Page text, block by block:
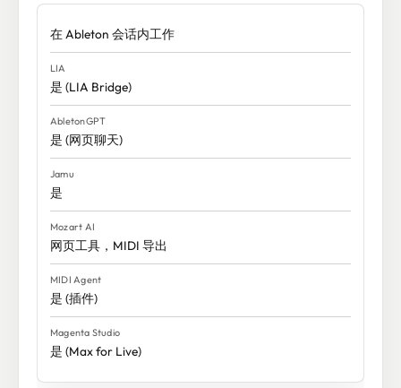
在 Ableton 会话内工作
是 (LIA Bridge)
是 (网页聊天)
是
网页工具，MIDI 导出
是 (插件)
是 (Max for Live)